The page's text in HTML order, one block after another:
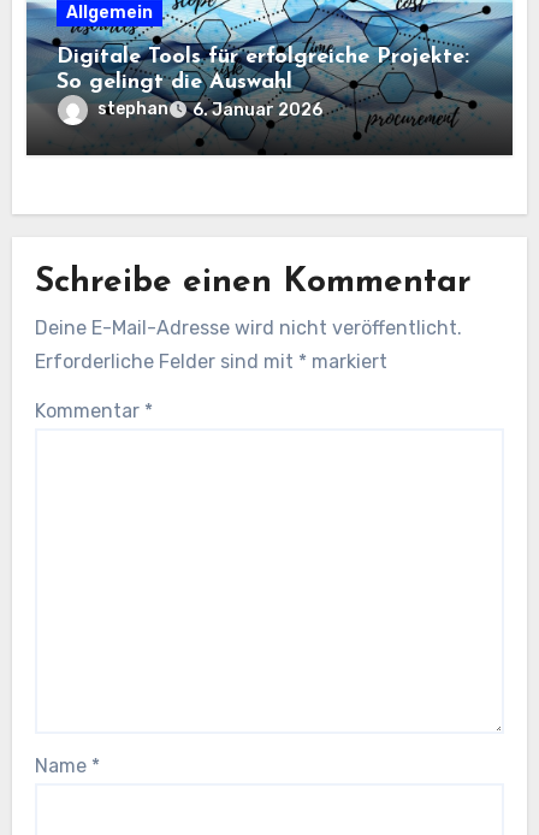
Allgemein
Digitale Tools für erfolgreiche Projekte:
So gelingt die Auswahl
stephan 6. Januar 2026
Schreibe einen Kommentar
Deine E-Mail-Adresse wird nicht veröffentlicht.
Erforderliche Felder sind mit * markiert
Kommentar *
Name *